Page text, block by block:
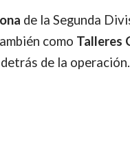
de la Segunda
como Talleres
de la operación.